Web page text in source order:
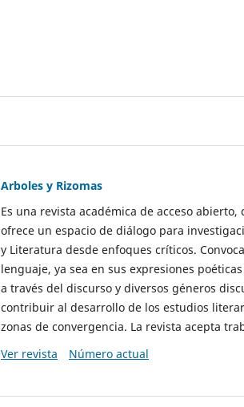
Arboles y Rizomas
Es una revista académica de acceso
ofrece un espacio de diálogo para
y Literatura desde enfoques críticos.
lenguaje, ya sea en sus expresiones
a través del discurso y diversos géneros
contribuir al desarrollo de los estudios
zonas de convergencia. La revista acepta
Ver revista
Número actual